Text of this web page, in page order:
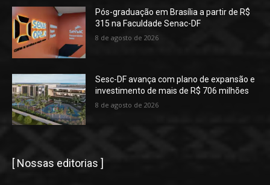
Pós-graduação em Brasília a partir de R$
315 na Faculdade Senac-DF
8 de agosto de 2026
Sesc-DF avança com plano de expansão e
investimento de mais de R$ 706 milhões
8 de agosto de 2026
[ Nossas editorias ]